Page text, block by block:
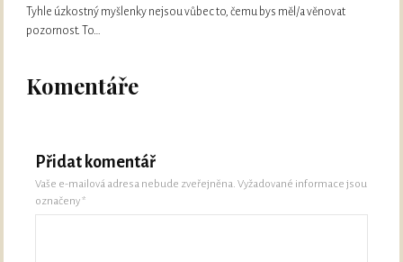
Tyhle úzkostný myšlenky nejsou vůbec to, čemu bys měl/a věnovat
pozornost. To…
Komentáře
Přidat komentář
Vaše e-mailová adresa nebude zveřejněna. Vyžadované informace jsou
označeny*